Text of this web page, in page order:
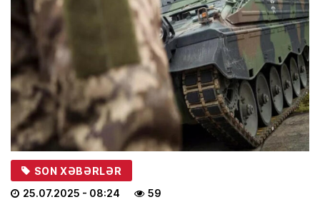
SON XƏBƏRLƏR
25.07.2025 - 08:24 59